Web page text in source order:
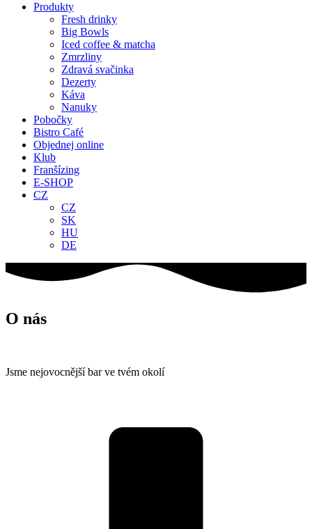
Produkty
Fresh drinky
Big Bowls
Iced coffee & matcha
Zmrzliny
Zdravá svačinka
Dezerty
Káva
Nanuky
Pobočky
Bistro Café
Objednej online
Klub
Franšízing
E-SHOP
CZ
CZ
SK
HU
DE
O nás
Jsme nejovocnější bar ve tvém okolí